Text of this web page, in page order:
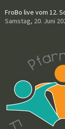
FroBo live vom 12.
Samstag, 20. Juni